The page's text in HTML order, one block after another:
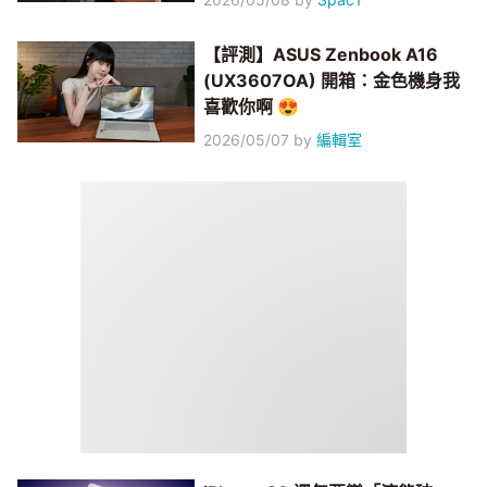
【評測】ASUS Zenbook A16
(UX3607OA) 開箱：金色機身我
喜歡你啊 😍
2026/05/07 by編輯室